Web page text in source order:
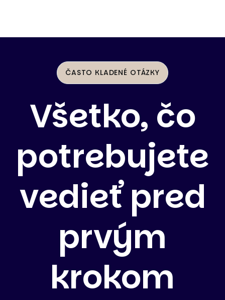
ČASTO KLADENÉ OTÁZKY
Všetko, čo
potrebujete
vedieť pred
prvým
krokom